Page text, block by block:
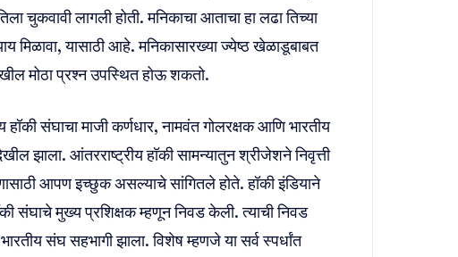
चुकवावी लागली होती. मनिकाचा आताचा हा लढा तिच्या
मिळावा, यासाठी आहे. मनिकासारख्या ज्येष्ठ‌ खेळाडूबाबत
मोठा प्रश्न उपस्थित होऊ शकतो.
हॉकी संघाचा माजी कर्णधार, नामवंत गोलरक्षक आणि भारतीय
झाला. आंतरराष्ट्रीय हॉकी सामन्यातुन श्रीजेशने निवृत्ती
आपण इच्छुक असल्याचे सांगितले होते. हॉकी इंडियाने
संघाचे मुख्य प्रशिक्षक म्हणून निवड केली. त्याची निवड
संघ सहभागी झाला. विशेष म्हणजे या सर्व स्पर्धांत‌